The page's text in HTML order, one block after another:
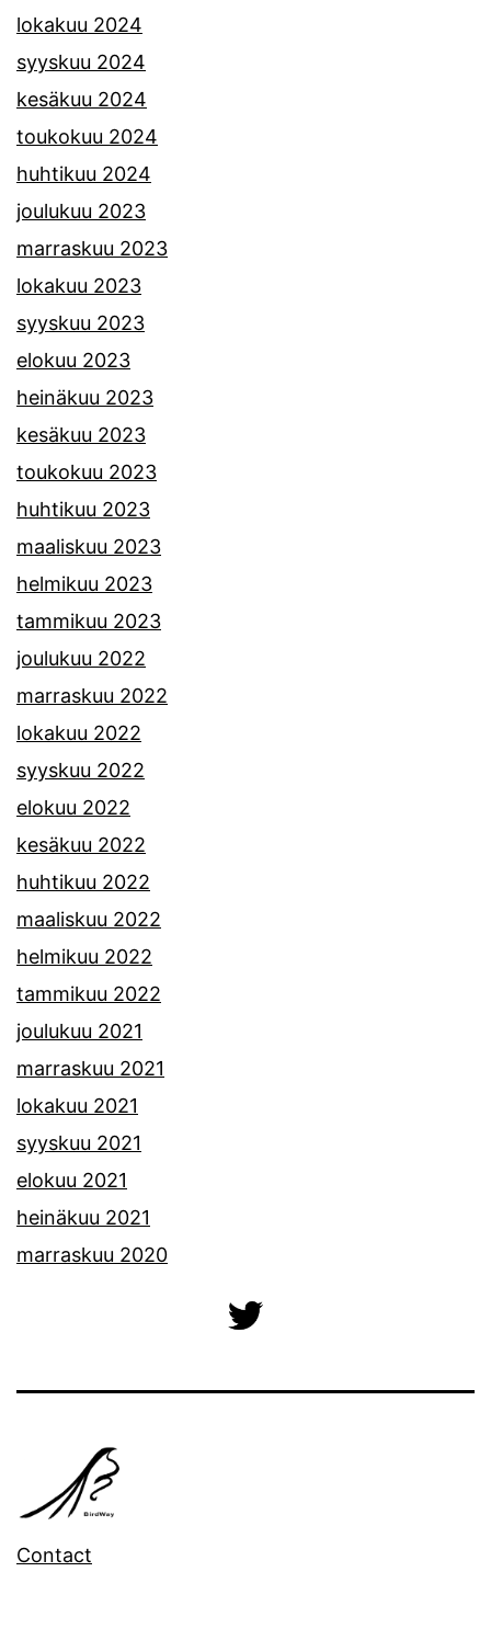
lokakuu 2024
syyskuu 2024
kesäkuu 2024
toukokuu 2024
huhtikuu 2024
joulukuu 2023
marraskuu 2023
lokakuu 2023
syyskuu 2023
elokuu 2023
heinäkuu 2023
kesäkuu 2023
toukokuu 2023
huhtikuu 2023
maaliskuu 2023
helmikuu 2023
tammikuu 2023
joulukuu 2022
marraskuu 2022
lokakuu 2022
syyskuu 2022
elokuu 2022
kesäkuu 2022
huhtikuu 2022
maaliskuu 2022
helmikuu 2022
tammikuu 2022
joulukuu 2021
marraskuu 2021
lokakuu 2021
syyskuu 2021
elokuu 2021
heinäkuu 2021
marraskuu 2020
Contact